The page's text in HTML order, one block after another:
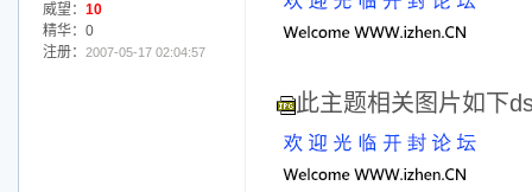
威望： 10
精华：0
注册： 2007-05-17 02:04:57
此主题相关图片如下